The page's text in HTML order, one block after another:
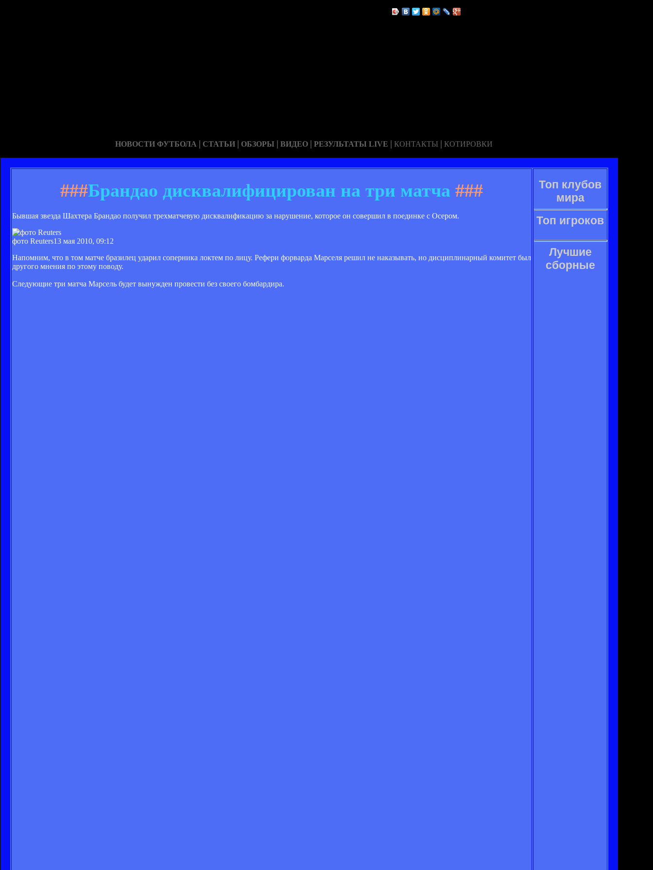
НОВОСТИ ФУТБОЛА | СТАТЬИ | ОБЗОРЫ | ВИДЕО | РЕЗУЛЬТАТЫ LIVE | КОНТАКТЫ | КОТИРОВКИ
###Брандао дисквалифицирован на три матча ###
Бывшая звезда Шахтера Брандао получил трехматчевую дисквалификацию за нарушение, которое он совершил в поединке с Осером.
фото Reuters13 мая 2010, 09:12
Напомним, что в том матче бразилец ударил соперника локтем по лицу. Рефери форварда Марселя решил не наказывать, но дисциплинарный комитет был
другого мнения по этому поводу.
Следующие три матча Марсель будет вынужден провести без своего бомбардира.
Топ клубов
мира
Топ игроков
Лучшие
сборные